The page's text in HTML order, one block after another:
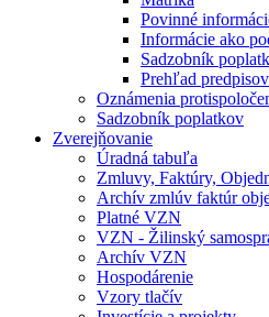
Povinné
Informácie ako
Sadzobník
Prehľad predpisov
Oznámenia
Sadzobník poplatkov
Zverejňovanie
Úradná tabuľa
Zmluvy, Faktúry,
Archív zmlúv faktúr
Platné VZN
VZN - Žilinský
Archív VZN
Hospodárenie
Vzory tlačív